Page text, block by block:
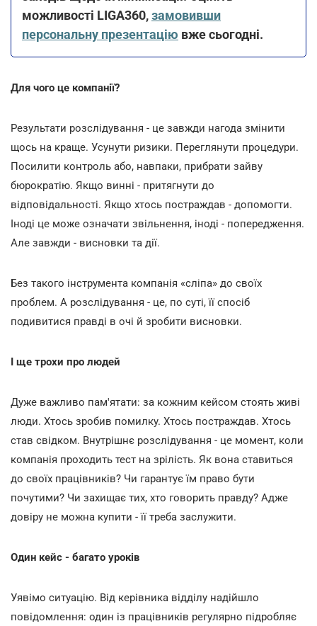
можливості LIGA360,замовивши
персональну презентацію вже сьогодні.
Для чого це компанії?
Результати розслідування - це завжди нагода змінити
щось на краще. Усунути ризики. Переглянути процедури.
Посилити контроль або, навпаки, прибрати зайву
бюрократію. Якщо винні - притягнути до
відповідальності. Якщо хтось постраждав - допомогти.
Іноді це може означати звільнення, іноді - попередження.
Але завжди - висновки та дії.
Без такого інструмента компанія «сліпа» до своїх
проблем. А розслідування - це, по суті, її спосіб
подивитися правді в очі й зробити висновки.
І ще трохи про людей
Дуже важливо пам'ятати: за кожним кейсом стоять живі
люди. Хтось зробив помилку. Хтось постраждав. Хтось
став свідком. Внутрішнє розслідування - це момент, коли
компанія проходить тест на зрілість. Як вона ставиться
до своїх працівників? Чи гарантує їм право бути
почутими? Чи захищає тих, хто говорить правду? Адже
довіру не можна купити - її треба заслужити.
Один кейс - багато уроків
Уявімо ситуацію. Від керівника відділу надійшло
повідомлення: один із працівників регулярно підробляє